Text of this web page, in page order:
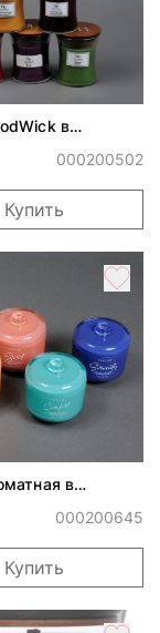
в
000200502
Купить
в
000200645
Купить